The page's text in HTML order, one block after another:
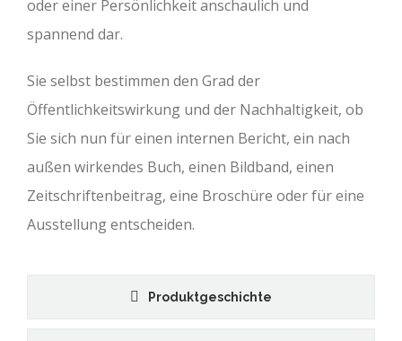
oder einer Persönlichkeit anschaulich und
spannend dar.
Sie selbst bestimmen den Grad der
Öffentlichkeitswirkung und der Nachhaltigkeit, ob
Sie sich nun für einen internen Bericht, ein nach
außen wirkendes Buch, einen Bildband, einen
Zeitschriftenbeitrag, eine Broschüre oder für eine
Ausstellung entscheiden.
Produktgeschichte